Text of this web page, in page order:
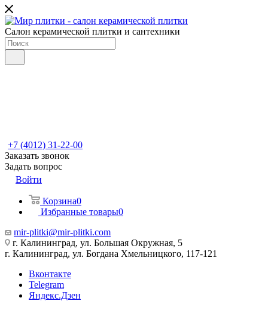
Салон керамической плитки и сантехники
+7 (4012) 31-22-00
Заказать звонок
Задать вопрос
Войти
Корзина0
Избранные товары0
mir-plitki@mir-plitki.com
г. Калининград, ул. Большая Окружная, 5
г. Калининград, ул. Богдана Хмельницкого, 117-121
Вконтакте
Telegram
Яндекс.Дзен